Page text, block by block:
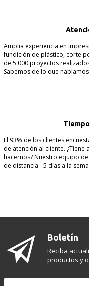
Amplia experiencia en
fundición de plástico, corte
de 5.000 proyectos
Sabemos de lo que hablamos.
El 93% de los clientes
de atención al cliente.
hacernos? Nuestro equipo
de distancia - 5 días a la
Boletín
Reciba
productos y